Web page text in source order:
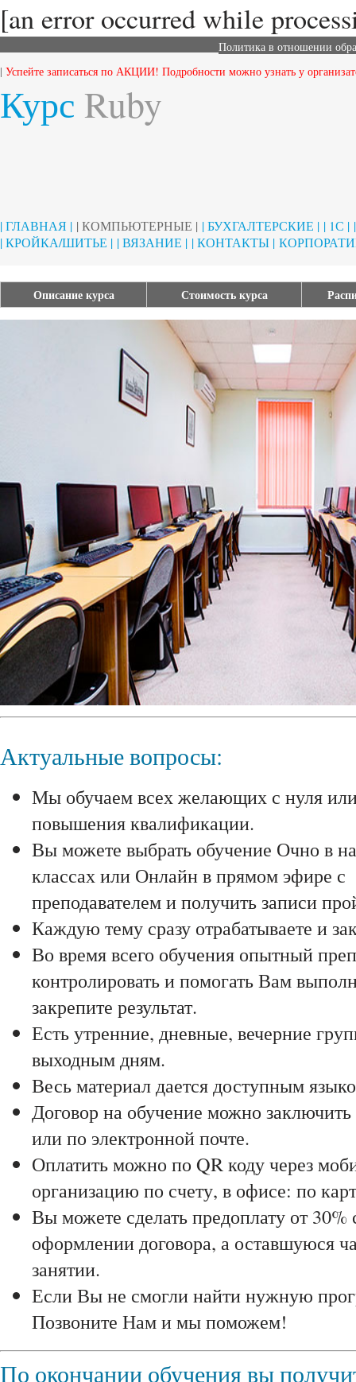
[an error occurred while
Политика в отношении
| Успейте записаться по АКЦИИ! Подробности можно узнать у
Курс Ruby
| ГЛАВНАЯ | | КОМПЬЮТЕРНЫЕ | | БУХГАЛТЕРСКИЕ | | 1С |
| КРОЙКА/ШИТЬЕ | | ВЯЗАНИЕ | | КОНТАКТЫ |
Описание курса Стоимость курса
Актуальные вопросы:
Мы обучаем всех желающих с нуля
повышения квалификации.
Вы можете выбрать обучение Очно в
классах или Онлайн в прямом эфире с
преподавателем и получить записи
Каждую тему сразу отрабатываете и
Во время всего обучения опытный
контролировать и помогать Вам
закрепите результат.
Есть утренние, дневные, вечерние
выходным дням.
Весь материал дается доступным
Договор на обучение можно
или по электронной почте.
Оплатить можно по QR коду через
организацию по счету, в офисе: по
Вы можете сделать предоплату от
оформлении договора, а оставшуюся
занятии.
Если Вы не смогли найти нужную
Позвоните Нам и мы поможем!
По окончании обучения вы